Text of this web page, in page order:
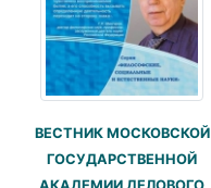
ВЕСТНИК МОСКОВСКОЙ
ГОСУДАРСТВЕННОЙ